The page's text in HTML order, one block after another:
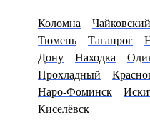
Коломна Чайковский
Тюмень
Таганрог
Дону
Находка
Прохладный
Наро-Фоминск
Киселёвск